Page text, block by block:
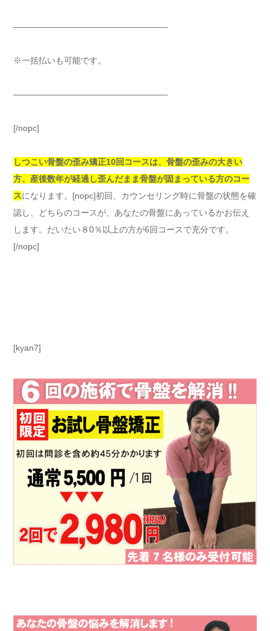
——————————————————-
※一括払いも可能です。
——————————————————-
[/nopc]
しつこい骨盤の歪み矯正10回コースは、骨盤の歪みの大きい
方、産後数年が経過し歪んだまま骨盤が固まっている方のコー
スになります。[nopc]初回、カウンセリング時に骨盤の状態を確
認し、どちらのコースが、あなたの骨盤にあっているかお伝え
します。だいたい８0％以上の方が6回コースで充分です。
[/nopc]
[kyan7]